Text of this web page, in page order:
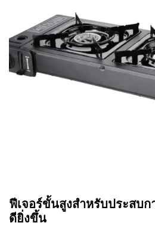
ฟีเจอร์ขั้นสูงสำหรับประสบ
ดียิ่งขึ้น